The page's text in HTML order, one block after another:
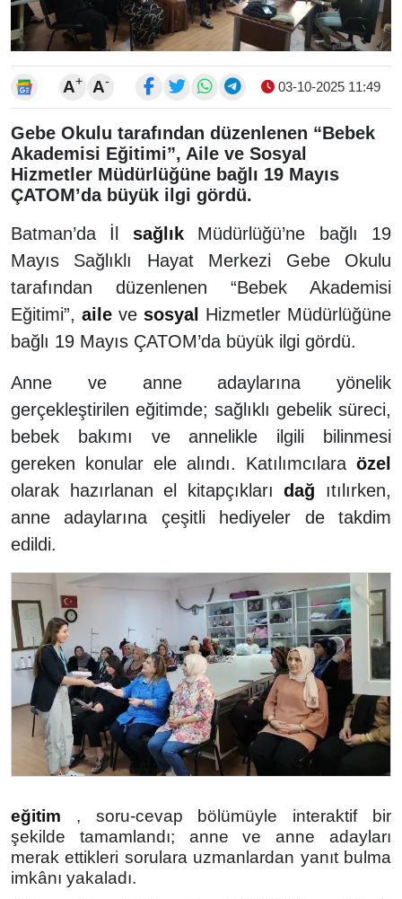
A+ A- 03-10-2025 11:49
Gebe Okulu tarafından düzenlenen “Bebek
Akademisi Eğitimi”, Aile ve Sosyal
Hizmetler Müdürlüğüne bağlı 19 Mayıs
ÇATOM’da büyük ilgi gördü.
Batman’da İl sağlıkMüdürlüğü’ne bağlı 19
Mayıs Sağlıklı Hayat Merkezi Gebe Okulu
tarafından düzenlenen “Bebek Akademisi
Eğitimi”, aile ve sosyal Hizmetler Müdürlüğüne
bağlı 19 Mayıs ÇATOM’da büyük ilgi gördü.
Anne ve anne adaylarına yönelik
gerçekleştirilen eğitimde; sağlıklı gebelik süreci,
bebek bakımı ve annelikle ilgili bilinmesi
gereken konular ele alındı. Katılımcılara özel
olarak hazırlanan el kitapçıklarıdağ ıtılırken,
anne adaylarına çeşitli hediyeler de takdim
edildi.
eğitim , soru-cevap bölümüyle interaktif bir
şekilde tamamlandı; anne ve anne adayları
merak ettikleri sorulara uzmanlardan yanıt bulma
imkânı yakaladı.